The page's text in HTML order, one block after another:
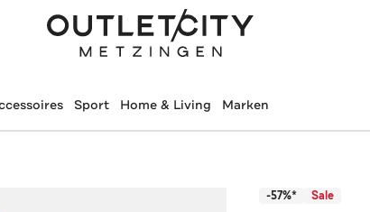
Sport Home & Living Marken
-57%* Sale